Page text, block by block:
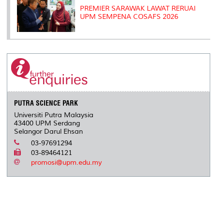
PREMIER SARAWAK LAWAT RERUAI
UPM SEMPENA COSAFS 2026
PUTRA SCIENCE PARK
Universiti Putra Malaysia
43400 UPM Serdang
Selangor Darul Ehsan
03-97691294
03-89464121
promosi@upm.edu.my